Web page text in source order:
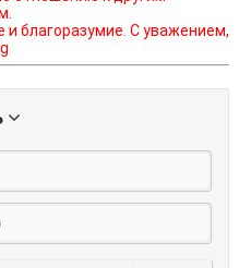
благоразумие. С уважением,